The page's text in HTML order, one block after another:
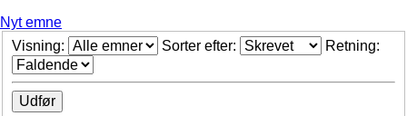
Nyt emne
Visning:
Sorter efter: Retning: